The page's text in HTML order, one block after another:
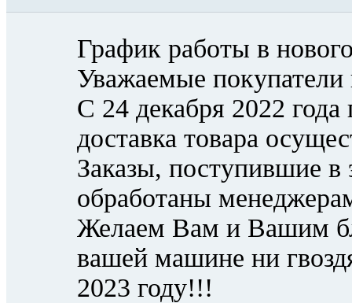
График работы в
Уважаемые
С 24 декабря 2022 года
доставка товара
Заказы, поступившие в
обработаны
Желаем Вам и Вашим
вашей машине ни
2023 году!!!